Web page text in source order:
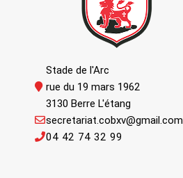
Stade de l'Arc
rue du 19 mars 1962
3130 Berre L'étang
04 42 74 32 99
secretariat.cobxv@gmail.com